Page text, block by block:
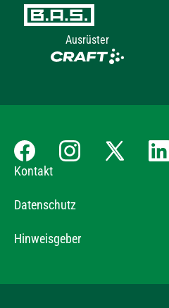
Ausrüster
Kontakt
Datenschutz
Hinweisgeber